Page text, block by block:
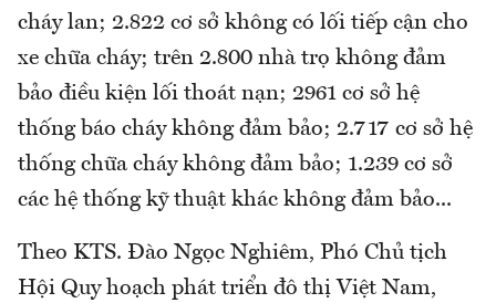
cháy lan; 2.822 cơ sở không có lối tiếp cận cho
xe chữa cháy; trên 2.800 nhà trọ không đảm
bảo điều kiện lối thoát nạn; 2961 cơ sở hệ
thống báo cháy không đảm bảo; 2.717 cơ sở hệ
thống chữa cháy không đảm bảo; 1.239 cơ sở
các hệ thống kỹ thuật khác không đảm bảo...
Theo KTS. Đào Ngọc Nghiêm, Phó Chủ tịch
Hội Quy hoạch phát triển đô thị Việt Nam,